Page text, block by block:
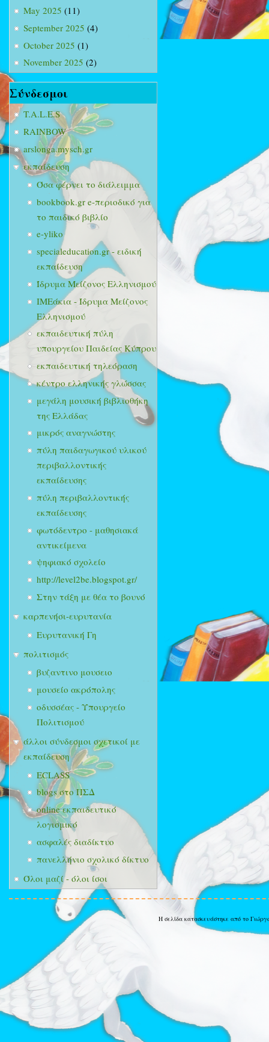
May 2025 (11)
September 2025 (4)
October 2025 (1)
November 2025 (2)
Σύνδεσμοι
T.A.L.E.S
RAINBOW
arslonga.mysch.gr
εκπαίδευση
Όσα φέρνει το διάλειμμα
bookbook.gr e-περιοδικό για
το παιδικό βιβλίο
e-yliko
specialeducation.gr - ειδική
εκπαίδευση
Ίδρυμα Μείζονος Ελληνισμού
ΙΜΕάκια - Ίδρυμα Μείζονος
Ελληνισμού
εκπαιδευτική πύλη
υπουργείου Παιδείας Κύπρου
εκπαιδευτική τηλεόραση
κέντρο ελληνικής γλώσσας
μεγάλη μουσική βιβλιοθήκη
της Ελλάδας
μικρός αναγνώστης
πύλη παιδαγωγικού υλικού
περιβαλλοντικής
εκπαίδευσης
πύλη περιβαλλοντικής
εκπαίδευσης
φωτόδεντρο - μαθησιακά
αντικείμενα
ψηφιακό σχολείο
http://level2be.blogspot.gr/
Στην τάξη με θέα το βουνό
καρπενήσι-ευρυτανία
Ευρυτανική Γη
πολιτισμός
βυζαντινο μουσειο
μουσείο ακρόπολης
οδυσσέας - Υπουργείο
Πολιτισμού
άλλοι σύνδεσμοι σχετικοί με
εκπαίδευση
ECLASS
blogs στο ΠΣΔ
online εκπαιδευτικό
λογισμικό
ασφαλές διαδίκτυο
πανελλήνιο σχολικό δίκτυο
Όλοι μαζί - όλοι ίσοι
Η σελίδα κατασκευάστηκε από το